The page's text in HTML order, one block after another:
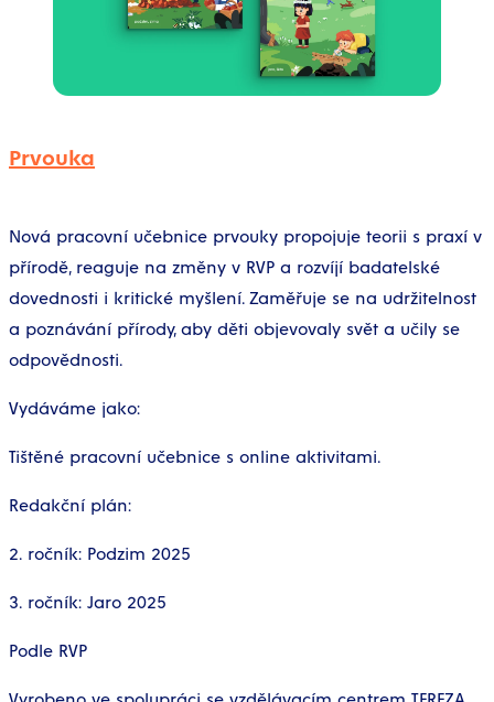
Prvouka
Nová pracovní učebnice prvouky propojuje teorii s praxí v
přírodě, reaguje na změny v RVP a rozvíjí badatelské
dovednosti i kritické myšlení. Zaměřuje se na udržitelnost
a poznávání přírody, aby děti objevovaly svět a učily se
odpovědnosti.
Vydáváme jako:
Tištěné pracovní učebnice s online aktivitami.
Redakční plán:
2. ročník: Podzim 2025
3. ročník: Jaro 2025
Podle RVP